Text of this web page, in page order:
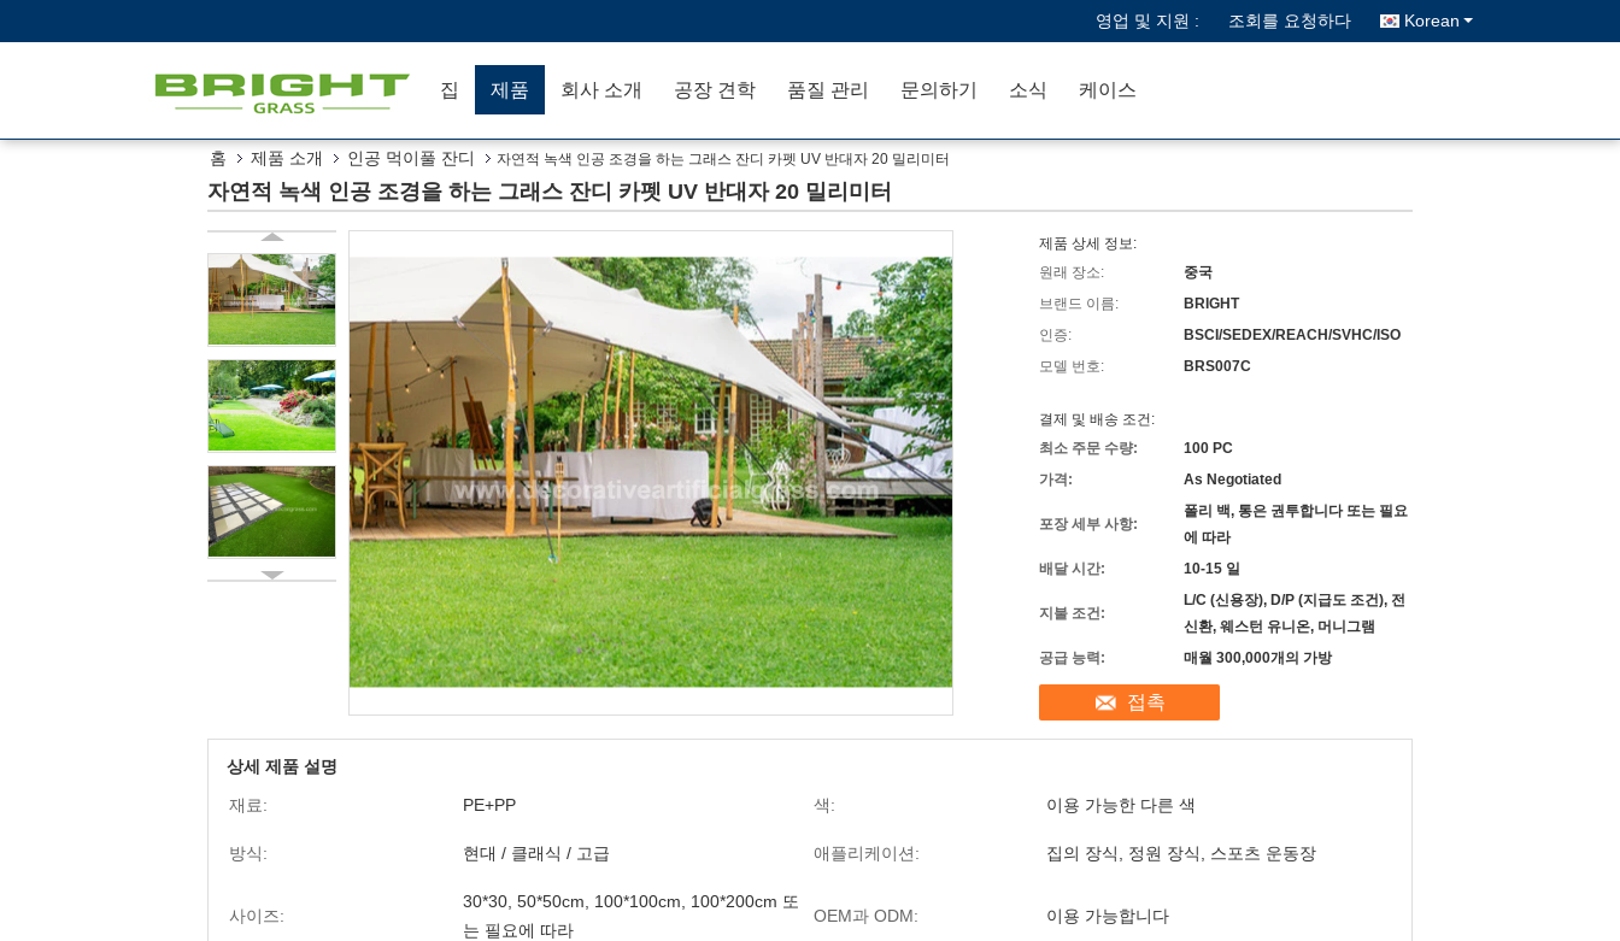
영업 및 지원 : 조회를 요청하다 Korean
집 제품 회사 소개 공장 견학 품질 관리 문의하기 소식 케이스
홈 제품 소개 인공 먹이풀 잔디 자연적 녹색 인공 조경을 하는 그래스 잔디 카펫 UV 반대자 20 밀리미터
자연적 녹색 인공 조경을 하는 그래스 잔디 카펫 UV 반대자 20 밀리미터
제품 상세 정보:
원래 장소:
중국
브랜드 이름:
BRIGHT
인증:
BSCI/SEDEX/REACH/SVHC/ISO
모델 번호:
BRS007C
결제 및 배송 조건:
최소 주문 수량:
100 PC
가격:
As Negotiated
포장 세부 사항:
폴리 백, 통은 권투합니다 또는 필요
에 따라
배달 시간:
10-15 일
지불 조건:
L/C (신용장), D/P (지급도 조건), 전
신환, 웨스턴 유니온, 머니그램
공급 능력:
매월 300,000개의 가방
접촉
상세 제품 설명
재료:
PE+PP 색: 이용 가능한 다른 색
방식: 현대 / 클래식 / 고급 애플리케이션: 집의 장식, 정원 장식, 스포츠 운동장
사이즈:
30*30, 50*50cm, 100*100cm, 100*200cm 또
는 필요에 따라
OEM과 ODM: 이용 가능합니다